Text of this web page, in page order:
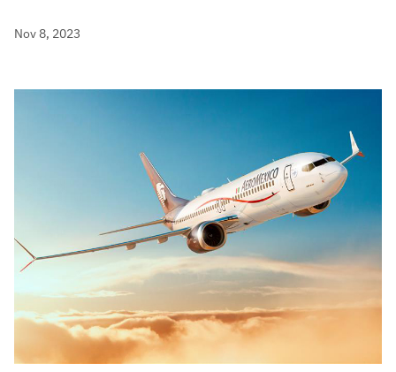
Nov 8, 2023